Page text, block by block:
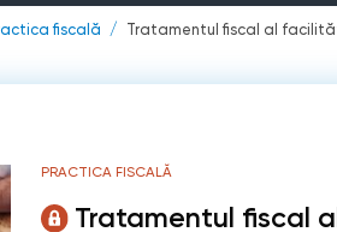
fiscală Tratamentul fiscal al
PRACTICA FISCALĂ
Tratamentul fiscal